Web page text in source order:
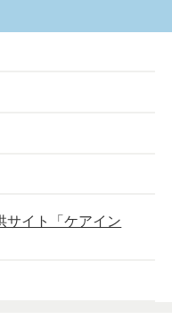
サイト「ケアイン